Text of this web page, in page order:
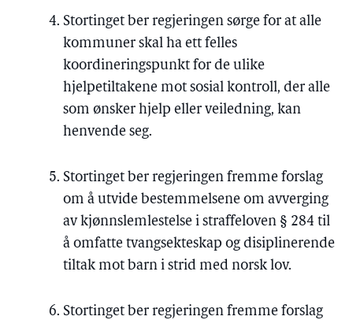
Stortinget ber regjeringen sørge for at alle
kommuner skal ha ett felles
koordineringspunkt for de ulike
hjelpetiltakene mot sosial kontroll, der alle
som ønsker hjelp eller veiledning, kan
henvende seg.
Stortinget ber regjeringen fremme forslag
om å utvide bestemmelsene om avverging
av kjønnslemlestelse i straffeloven § 284 til
å omfatte tvangsekteskap og disiplinerende
tiltak mot barn i strid med norsk lov.
Stortinget ber regjeringen fremme forslag